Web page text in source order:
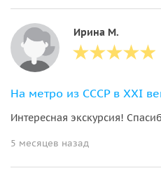
Ирина М.
На метро из СССР в XXI
Интересная экскурсия!
5 месяцев назад